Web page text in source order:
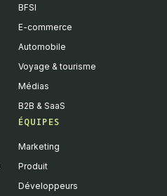
BFSI
E-commerce
Automobile
Voyage & tourisme
Médias
B2B & SaaS
ÉQUIPES
Marketing
Produit
Développeurs